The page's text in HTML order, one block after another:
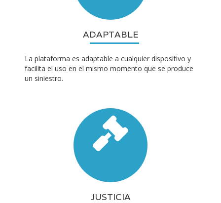
ADAPTABLE
La plataforma es adaptable a cualquier dispositivo y
facilita el uso en el mismo momento que se produce
un siniestro.
JUSTICIA